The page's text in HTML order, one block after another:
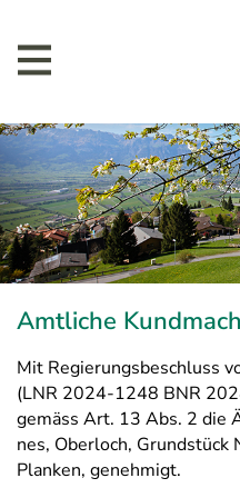
Amtliche
Mit Regierungsbeschluss
(LNR 2024-1248 BNR
gemäss Art. 13 Abs. 2 die
nes, Oberloch, Grundstück
Planken, genehmigt.